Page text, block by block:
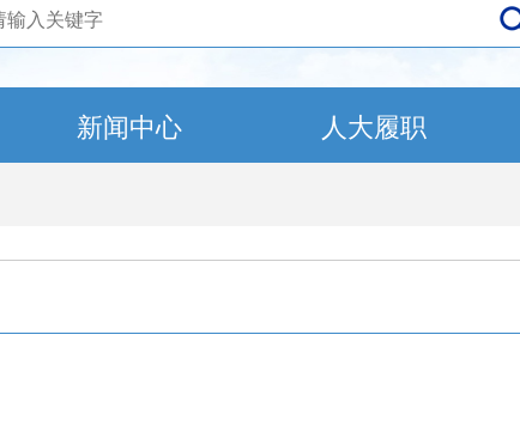
新闻中心 人大履职